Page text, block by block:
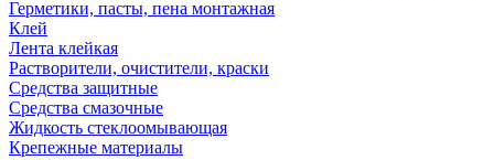
Герметики, пасты, пена монтажная
Клей
Лента клейкая
Растворители, очистители, краски
Средства защитные
Средства смазочные
Жидкость стеклоомывающая
Крепежные материалы